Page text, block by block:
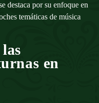
destaca por su enfoque en
temáticas de música
en